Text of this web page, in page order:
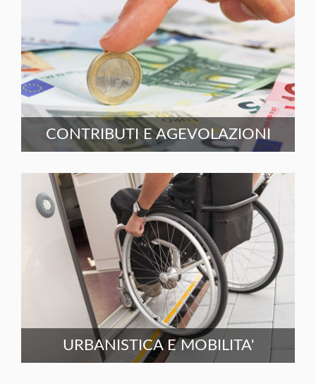
CONTRIBUTI E AGEVOLAZIONI
URBANISTICA E MOBILITA'